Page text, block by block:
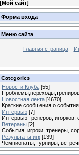
[Мой сайт]
Форма входа
Меню сайта
Главная страница
Categories
Новости Клуба [55]
Новостная лента [4670]
Краткие сообщения о
Интервью [7]
Интервью тренеров, игорков,
Ветераны [2]
События, игроки, тренеры,
Результаты игр [139]
Чемпионаты, турниры,